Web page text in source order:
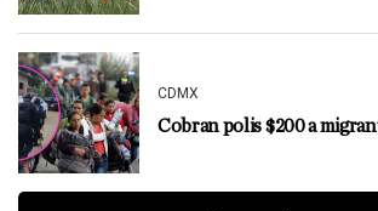
CDMX
Cobran polis $200 a